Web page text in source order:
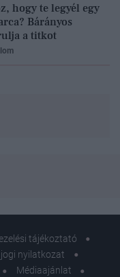
hogy te legyél egy
Bárányos
a titkot
tájékoztató
jogi nyilatkozat
Médiaajánlat